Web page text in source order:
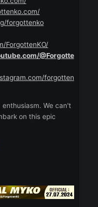
https://forgottenko.com/
ForgottenKO/